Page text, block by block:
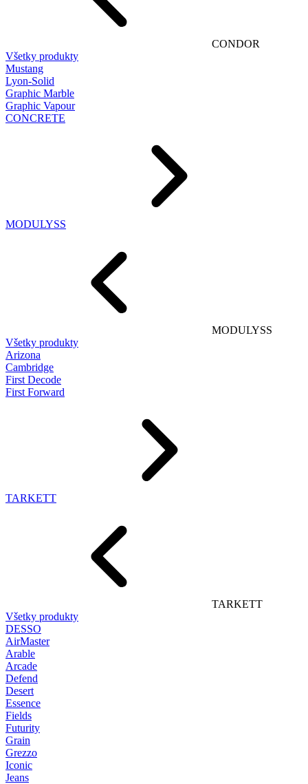
CONDOR
Všetky produkty
Mustang
Lyon-Solid
Graphic Marble
Graphic Vapour
CONCRETE
MODULYSS
MODULYSS
Všetky produkty
Arizona
Cambridge
First Decode
First Forward
TARKETT
TARKETT
Všetky produkty
DESSO
AirMaster
Arable
Arcade
Defend
Desert
Essence
Fields
Futurity
Grain
Grezzo
Iconic
Jeans